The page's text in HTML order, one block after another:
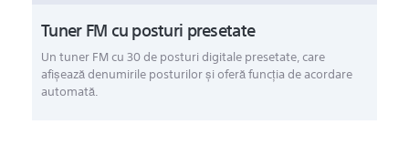
Tuner FM cu posturi presetate
Un tuner FM cu 30 de posturi digitale presetate, care
afişează denumirile posturilor şi oferă funcţia de acordare
automată.